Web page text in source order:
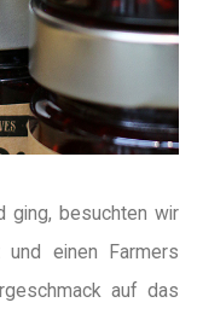
ging, besuchten wir
einen Farmers
auf das